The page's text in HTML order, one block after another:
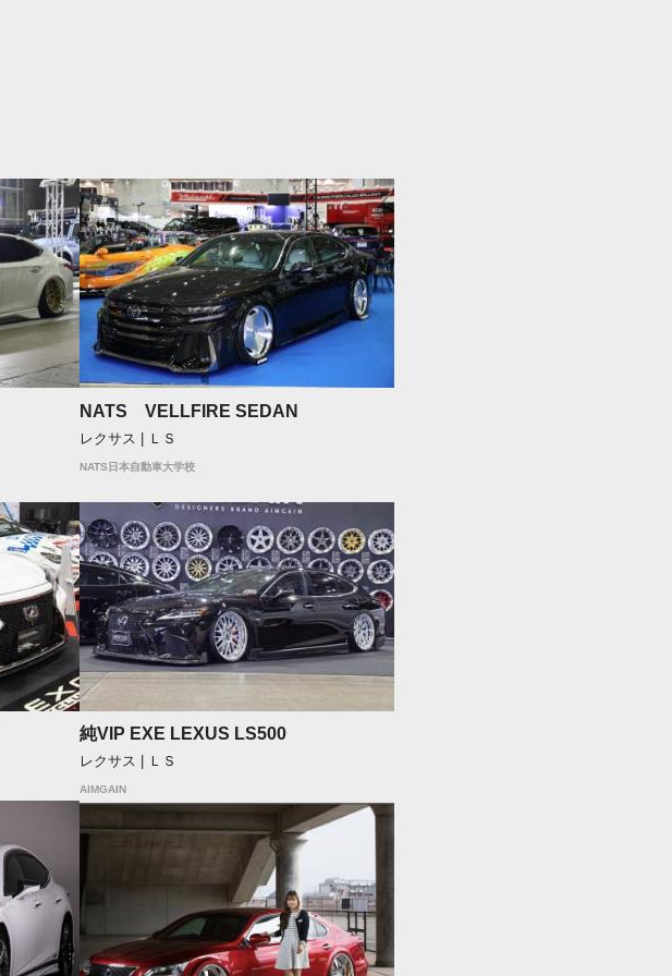
NATS VELLFIRE SEDAN
レクサス | ＬＳ
NATS日本自動車大学校
純VIP EXE LEXUS LS500
レクサス | ＬＳ
AIMGAIN